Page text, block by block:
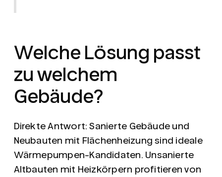
Welche Lösung passt
zu welchem
Gebäude?
Direkte Antwort: Sanierte Gebäude und
Neubauten mit Flächenheizung sind ideale
Wärmepumpen-Kandidaten. Unsanierte
Altbauten mit Heizkörpern profitieren von